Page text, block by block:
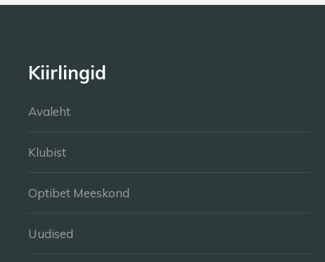
Kiirlingid
Avaleht
Klubist
Optibet Meeskond
Uudised